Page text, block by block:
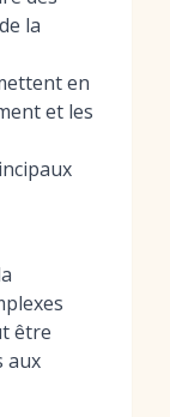
la
en
et les
être
aux